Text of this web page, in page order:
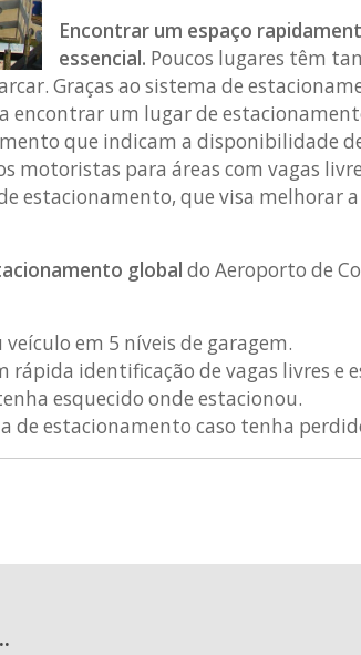
Encontrar um espaço
essencial. Poucos lugares têm
Graças ao sistema de
encontrar um lugar de
que indicam a disponibilidade
motoristas para áreas com vagas
estacionamento, que visa melhorar
global do Aeroporto de
em 5 níveis de garagem.
identificação de vagas livres e
esquecido onde estacionou.
de estacionamento caso tenha